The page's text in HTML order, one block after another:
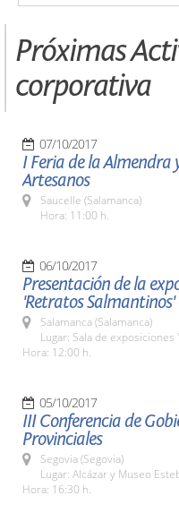
Próximas
corporativa
07/10/2017
I Feria de la Almendra
Artesanos
Saucelle (Salamanca)
Hora: 11:00 h.
06/10/2017
Presentación de la
'Retratos Salmantinos'
Salamanca (Salamanca)
Lugar: Sala de exposiciones
Hora: 12:00 h.
05/10/2017
III Conferencia de
Provinciales
Segovia (Segovia)
Lugar: Alcázar y Museo
Hora: 16:30 h.